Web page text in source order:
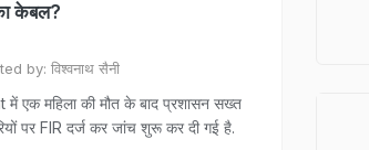
केबल?
by: विश्वनाथ सैनी
महिला की मौत के बाद प्रशासन सख्त
पर FIR दर्ज कर जांच शुरू कर दी गई है.